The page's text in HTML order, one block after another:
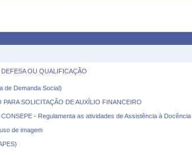
DEFESA OU QUALIFICAÇÂO
de Demanda Social)
PARA SOLICITAÇÃO DE AUXÍLIO FINANCEIRO
- Regulamenta as atividades de Assistência à
de imagem